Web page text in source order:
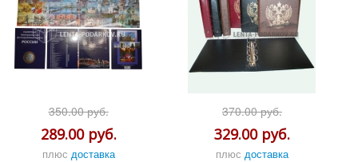
350.00 руб.
289.00 руб.
плюс доставка
370.00 руб.
329.00 руб.
плюс доставка